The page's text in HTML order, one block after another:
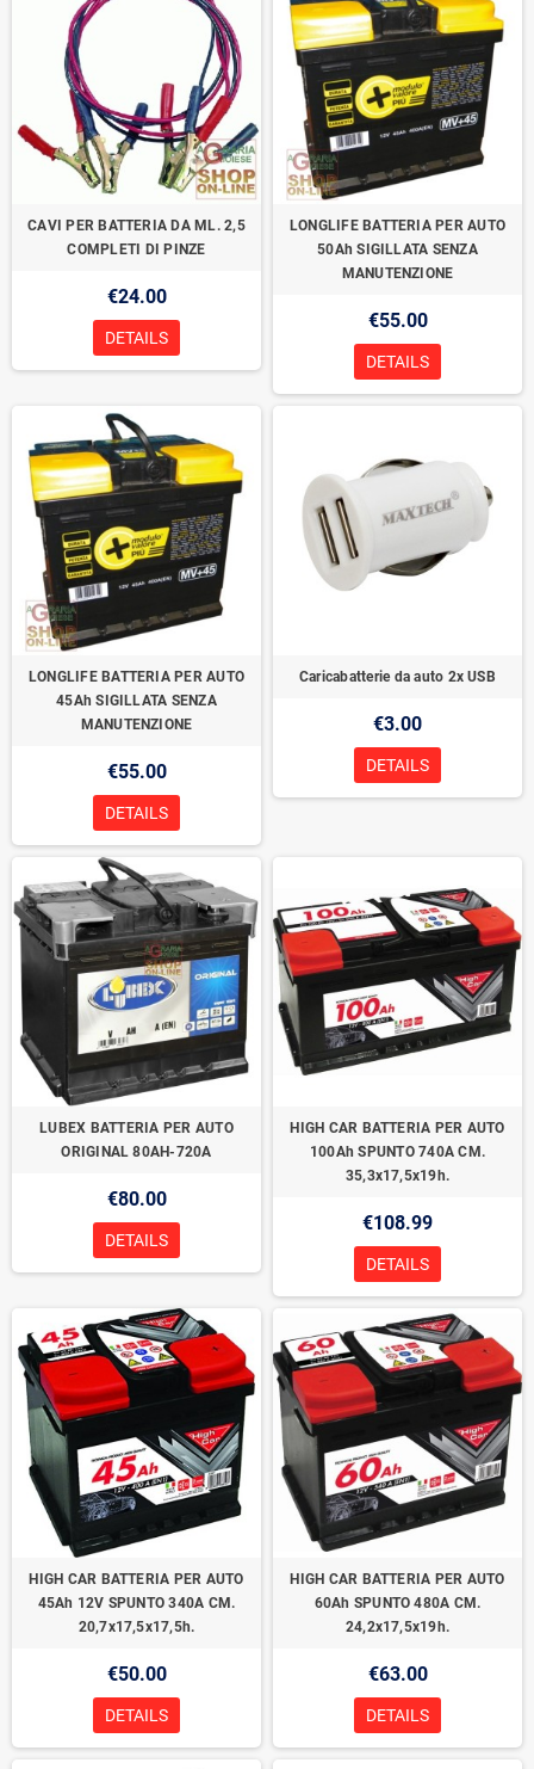
CAVI PER BATTERIA DA ML. 2,5
COMPLETI DI PINZE
€24.00
DETAILS
LONGLIFE BATTERIA PER AUTO
50Ah SIGILLATA SENZA
MANUTENZIONE
€55.00
DETAILS
LONGLIFE BATTERIA PER AUTO
45Ah SIGILLATA SENZA
MANUTENZIONE
€55.00
DETAILS
Caricabatterie da auto 2x USB
€3.00
DETAILS
LUBEX BATTERIA PER AUTO
ORIGINAL 80AH-720A
€80.00
DETAILS
HIGH CAR BATTERIA PER AUTO
100Ah SPUNTO 740A CM.
35,3x17,5x19h.
€108.99
DETAILS
HIGH CAR BATTERIA PER AUTO
45Ah 12V SPUNTO 340A CM.
20,7x17,5x17,5h.
€50.00
DETAILS
HIGH CAR BATTERIA PER AUTO
60Ah SPUNTO 480A CM.
24,2x17,5x19h.
€63.00
DETAILS